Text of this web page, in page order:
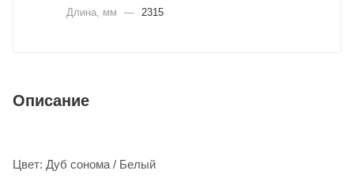
Длина, мм
— 2315
Описание
Цвет: Дуб сонома / Белый